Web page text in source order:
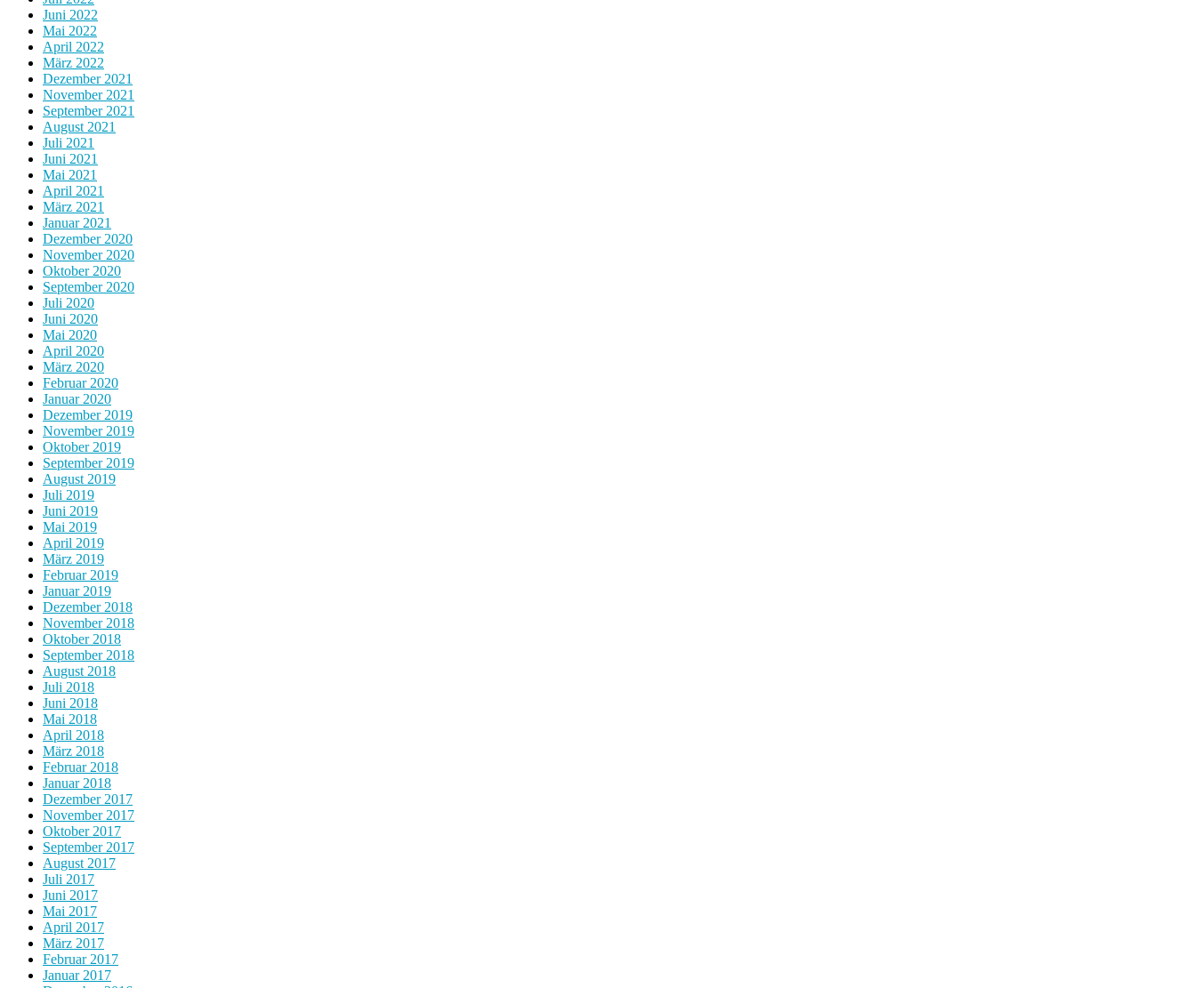
Juni 2022
Mai 2022
April 2022
März 2022
Dezember 2021
November 2021
September 2021
August 2021
Juli 2021
Juni 2021
Mai 2021
April 2021
März 2021
Januar 2021
Dezember 2020
November 2020
Oktober 2020
September 2020
Juli 2020
Juni 2020
Mai 2020
April 2020
März 2020
Februar 2020
Januar 2020
Dezember 2019
November 2019
Oktober 2019
September 2019
August 2019
Juli 2019
Juni 2019
Mai 2019
April 2019
März 2019
Februar 2019
Januar 2019
Dezember 2018
November 2018
Oktober 2018
September 2018
August 2018
Juli 2018
Juni 2018
Mai 2018
April 2018
März 2018
Februar 2018
Januar 2018
Dezember 2017
November 2017
Oktober 2017
September 2017
August 2017
Juli 2017
Juni 2017
Mai 2017
April 2017
März 2017
Februar 2017
Januar 2017